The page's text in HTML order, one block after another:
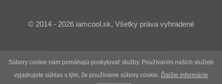
© 2014 - 2026 iamcool.sk, Všetky práva vyhradené
Súbory cookie nám pomáhajú poskytovať služby. Používaním našich služieb
vyjadrujete súhlas s tým, že používame súbory cookie. Ďalšie informácie